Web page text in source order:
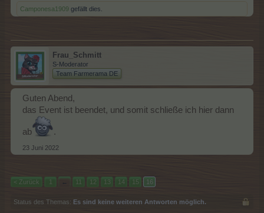
Camponesa1909 gefällt dies.
Frau_Schmitt
S-Moderator
Team Farmerama DE
Guten Abend,
das Event ist beendet, und somit schließe ich hier dann
ab .
23 Juni 2022
< Zurück 1 ← 11 12 13 14 15 16
Status des Themas: Es sind keine weiteren Antworten möglich.